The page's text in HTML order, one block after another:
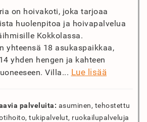
on hoivakoti, joka tarjoaa
huolenpitoa ja hoivapalvelua
Kokkolassa.
yhteensä 18 asukaspaikkaa,
yhden hengen ja kahteen
Villa... Lue lisää
palveluita: asuminen, tehostettu
tukipalvelut, ruokailupalveluja